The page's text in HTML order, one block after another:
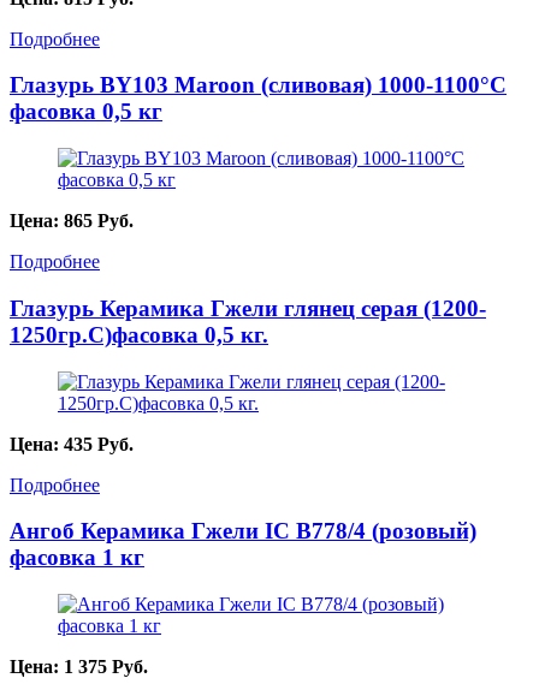
Подробнее
Глазурь BY103 Maroon (сливовая) 1000-1100°С
фасовка 0,5 кг
Цена: 865 Руб.
Подробнее
Глазурь Керамика Гжели глянец серая (1200-
1250гр.С)фасовка 0,5 кг.
Цена: 435 Руб.
Подробнее
Ангоб Керамика Гжели IC B778/4 (розовый)
фасовка 1 кг
Цена: 1 375 Руб.